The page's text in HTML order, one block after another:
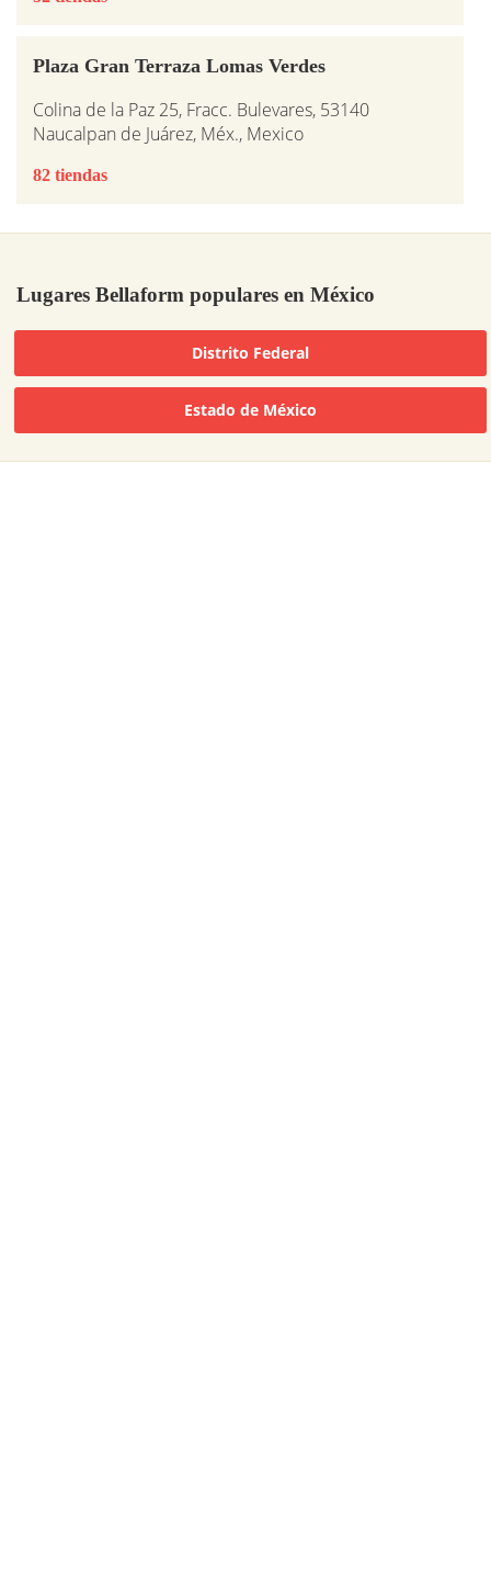
Plaza Gran Terraza Lomas Verdes
Colina de la Paz 25, Fracc. Bulevares, 53140
Naucalpan de Juárez, Méx., Mexico
82 tiendas
Lugares Bellaform populares en México
Distrito Federal
Estado de México